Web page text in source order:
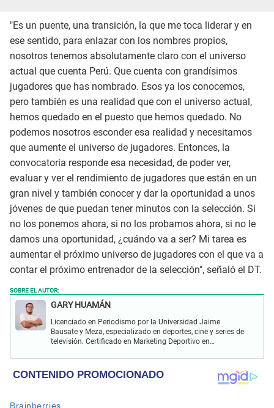
"Es un puente, una transición, la que me toca liderar y en
ese sentido, para enlazar con los nombres propios,
nosotros tenemos absolutamente claro con el universo
actual que cuenta Perú. Que cuenta con grandísimos
jugadores que has nombrado. Esos ya los conocemos,
pero también es una realidad que con el universo actual,
hemos quedado en el puesto que hemos quedado. No
podemos nosotros esconder esa realidad y necesitamos
que aumente el universo de jugadores. Entonces, la
convocatoria responde esa necesidad, de poder ver,
evaluar y ver el rendimiento de jugadores que están en un
gran nivel y también conocer y dar la oportunidad a unos
jóvenes de que puedan tener minutos con la selección. Si
no los ponemos ahora, si no los probamos ahora, si no le
damos una oportunidad, ¿cuándo va a ser? Mi tarea es
aumentar el próximo universo de jugadores con el que va a
contar el próximo entrenador de la selección", señaló el DT.
SOBRE EL AUTOR:
GARY HUAMÁN
Licenciado en Periodismo por la Universidad Jaime
Bausate y Meza, especializado en deportes, cine y series de
televisión. Certificado en Marketing Deportivo en
SEO durante más de 5 años.